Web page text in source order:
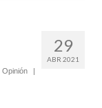
29
ABR 2021
Opinión
|